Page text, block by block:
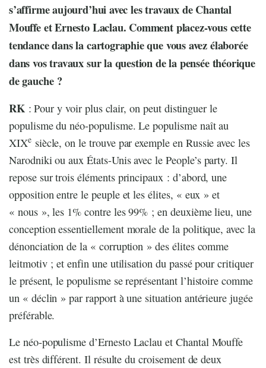
s’affirme aujourd’hui avec les travaux de Chantal
Mouffe et Ernesto Laclau. Comment placez-vous cette
tendance dans la cartographie que vous avez élaborée
dans vos travaux sur la question de la pensée théorique
de gauche ?
RK: Pour y voir plus clair, on peut distinguer le
populisme du néo-populisme. Le populisme naît au
XIXesiècle, on le trouve par exemple en Russie avec les
Narodniki ou aux États-Unis avec le People’s party. Il
repose sur trois éléments principaux : d’abord, une
opposition entre le peuple et les élites, « eux » et
« nous », les 1% contre les 99% ; en deuxième lieu, une
conception essentiellement morale de la politique, avec la
dénonciation de la « corruption » des élites comme
leitmotiv ; et enfin une utilisation du passé pour critiquer
le présent, le populisme se représentant l’histoire comme
un « déclin » par rapport à une situation antérieure jugée
préférable.
Le néo-populisme d’Ernesto Laclau et Chantal Mouffe
est très différent. Il résulte du croisement de deux